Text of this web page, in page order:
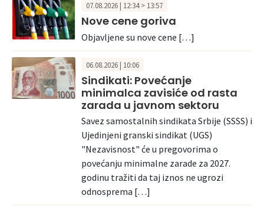
07.08.2026 | 12:34 > 13:57
Nove cene goriva
Objavljene su nove cene […]
06.08.2026 | 10:06
Sindikati: Povećanje
minimalca zavisiće od rasta
zarada u javnom sektoru
Savez samostalnih sindikata Srbije (SSSS) i
Ujedinjeni granski sindikat (UGS)
"Nezavisnost" će u pregovorima o
povećanju minimalne zarade za 2027.
godinu tražiti da taj iznos ne ugrozi
odnosprema […]